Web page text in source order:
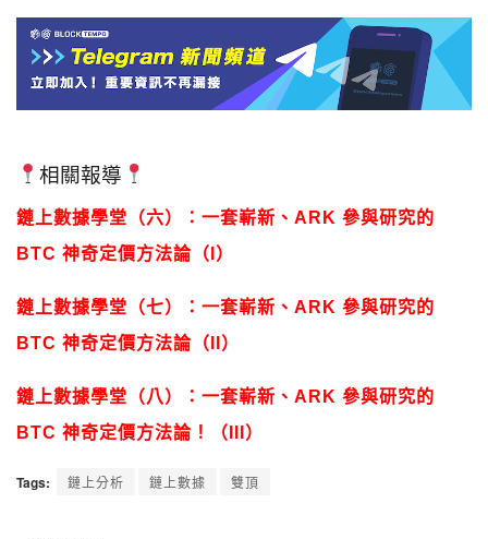
相關報導
鏈上數據學堂（六）：一套嶄新、ARK 參與研究的
BTC 神奇定價方法論（I）
鏈上數據學堂（七）：一套嶄新、ARK 參與研究的
BTC 神奇定價方法論（II）
鏈上數據學堂（八）：一套嶄新、ARK 參與研究的
BTC 神奇定價方法論！（III）
Tags: 鏈上分析 鏈上數據 雙頂